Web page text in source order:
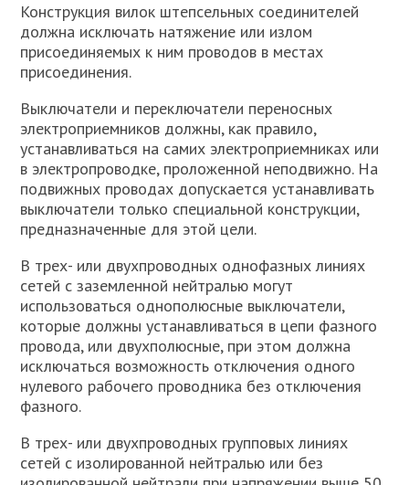
Конструкция вилок штепсельных соединителей
должна исключать натяжение или излом
присоединяемых к ним проводов в местах
присоединения.
Выключатели и переключатели переносных
электроприемников должны, как правило,
устанавливаться на самих электроприемниках или
в электропроводке, проложенной неподвижно. На
подвижных проводах допускается устанавливать
выключатели только специальной конструкции,
предназначенные для этой цели.
В трех- или двухпроводных однофазных линиях
сетей с заземленной нейтралью могут
использоваться однополюсные выключатели,
которые должны устанавливаться в цепи фазного
провода, или двухполюсные, при этом должна
исключаться возможность отключения одного
нулевого рабочего проводника без отключения
фазного.
В трех- или двухпроводных групповых линиях
сетей с изолированной нейтралью или без